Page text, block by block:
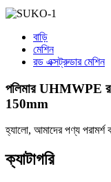
বাড়ি
মেশিন
রড এক্সট্রুডার মেশিন
পলিমার UHMWPE
150mm
হ্যালো, আমাদের পণ্য
ক্যাটাগরি